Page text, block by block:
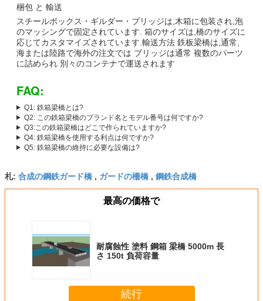
梱包 と 輸送
スチールボックス・ギルダー・ブリッジは,木箱に包装され,泡
のマッシングで固定されています. 箱のサイズは,橋のサイズに
応じてカスタマイズされています.輸送方法 鉄板梁橋は,通常,
海または陸路で海外の注文では ブリッジは通常 複数のパーツ
に詰められ 別々のコンテナで運送されます
FAQ:
Q1: 鉄箱梁橋とは?
Q2: この鉄箱梁橋のブランド名とモデル番号は何ですか?
Q3:この鉄箱梁橋はどこで作られていますか?
Q4: 鉄箱梁橋を使用する利点は何ですか?
Q5: 鉄箱梁橋の維持に必要な設備は?
札: 合成の鋼鉄ガード橋 , ガードの柵橋 , 鋼鉄合成橋
最高の価格で
耐腐蝕性 塗料 鋼箱 梁橋 5000m 長
さ 150t 負荷容量
続行